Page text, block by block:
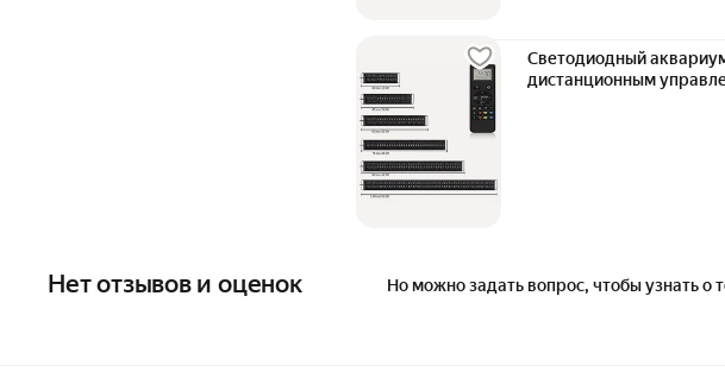
Светодиодный
дистанционным
Нет отзывов и оценок Но можно задать вопрос, чтобы узнать о